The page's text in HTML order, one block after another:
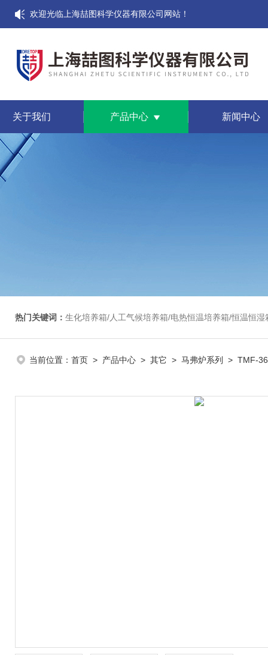
欢迎光临上海喆图科学仪器有限公司网站！
关于我们 产品中心 新闻中心
热门关键词： 生化培养箱/人工气候培养箱/电热恒温培养箱/恒温恒湿箱/光照培养箱/二氧化碳培养箱
当前位置： 首页 > 产品中心 > 其它 > 马弗炉系列 > TMF-